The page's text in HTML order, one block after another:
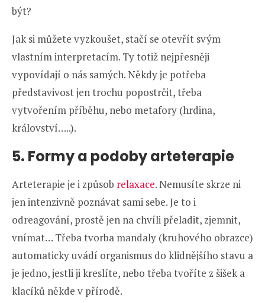
být?
Jak si můžete vyzkoušet, stačí se otevřít svým
vlastním interpretacím. Ty totiž nejpřesněji
vypovídají o nás samých. Někdy je potřeba
představivost jen trochu popostrčit, třeba
vytvořením příběhu, nebo metafory (hrdina,
království…..).
5. Formy a podoby arteterapie
Arteterapie je i způsob relaxace. Nemusíte skrze ni
jen intenzivně poznávat sami sebe. Je to i
odreagování, prostě jen na chvíli přeladit, zjemnit,
vnímat… Třeba tvorba mandaly (kruhového obrazce)
automaticky uvádí organismus do klidnějšího stavu a
je jedno, jestli ji kreslíte, nebo třeba tvoříte z šišek a
klacíků někde v přírodě.